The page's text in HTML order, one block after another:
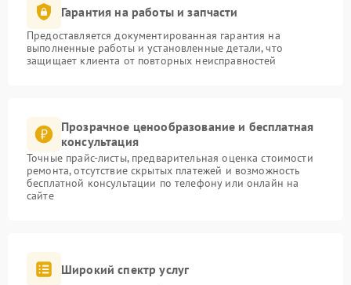
Гарантия на работы и запчасти
Предоставляется документированная гарантия на
выполненные работы и установленные детали, что
защищает клиента от повторных неисправностей
Прозрачное ценообразование и бесплатная
консультация
Точные прайс-листы, предварительная оценка стоимости
ремонта, отсутствие скрытых платежей и возможность
бесплатной консультации по телефону или онлайн на
сайте
Широкий спектр услуг